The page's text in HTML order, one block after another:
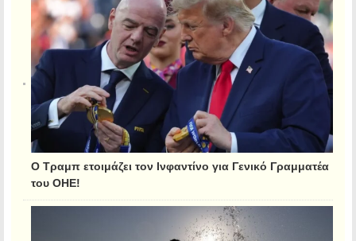
Ο Τραμπ ετοιμάζει τον Ινφαντίνο για Γενικό Γραμματέα
του ΟΗΕ!